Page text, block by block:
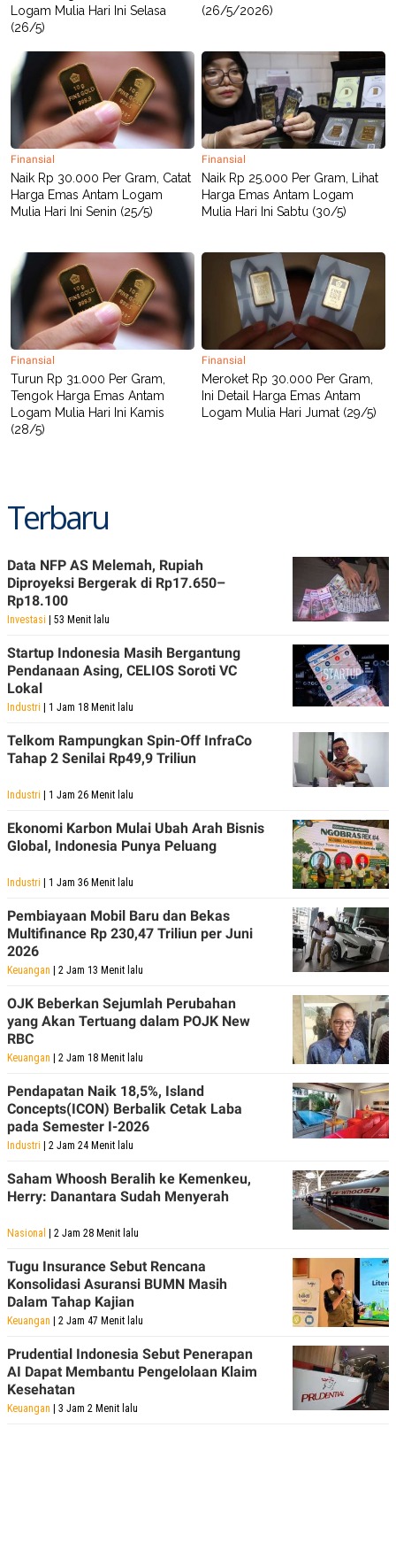
Logam Mulia Hari Ini Selasa
(26/5)
(26/5/2026)
Finansial
Naik Rp 30.000 Per Gram, Catat
Harga Emas Antam Logam
Mulia Hari Ini Senin (25/5)
Finansial
Naik Rp 25.000 Per Gram, Lihat
Harga Emas Antam Logam
Mulia Hari Ini Sabtu (30/5)
Finansial
Turun Rp 31.000 Per Gram,
Tengok Harga Emas Antam
Logam Mulia Hari Ini Kamis
(28/5)
Finansial
Meroket Rp 30.000 Per Gram,
Ini Detail Harga Emas Antam
Logam Mulia Hari Jumat (29/5)
Terbaru
Data NFP AS Melemah, Rupiah
Diproyeksi Bergerak di Rp17.650–
Rp18.100
Investasi | 53 Menit lalu
Startup Indonesia Masih Bergantung
Pendanaan Asing, CELIOS Soroti VC
Lokal
Industri | 1 Jam 18 Menit lalu
Telkom Rampungkan Spin-Off InfraCo
Tahap 2 Senilai Rp49,9 Triliun
Industri | 1 Jam 26 Menit lalu
Ekonomi Karbon Mulai Ubah Arah Bisnis
Global, Indonesia Punya Peluang
Industri | 1 Jam 36 Menit lalu
Pembiayaan Mobil Baru dan Bekas
Multifinance Rp 230,47 Triliun per Juni
2026
Keuangan | 2 Jam 13 Menit lalu
OJK Beberkan Sejumlah Perubahan
yang Akan Tertuang dalam POJK New
RBC
Keuangan | 2 Jam 18 Menit lalu
Pendapatan Naik 18,5%, Island
Concepts(ICON) Berbalik Cetak Laba
pada Semester I-2026
Industri | 2 Jam 24 Menit lalu
Saham Whoosh Beralih ke Kemenkeu,
Herry: Danantara Sudah Menyerah
Nasional | 2 Jam 28 Menit lalu
Tugu Insurance Sebut Rencana
Konsolidasi Asuransi BUMN Masih
Dalam Tahap Kajian
Keuangan | 2 Jam 47 Menit lalu
Prudential Indonesia Sebut Penerapan
AI Dapat Membantu Pengelolaan Klaim
Kesehatan
Keuangan | 3 Jam 2 Menit lalu